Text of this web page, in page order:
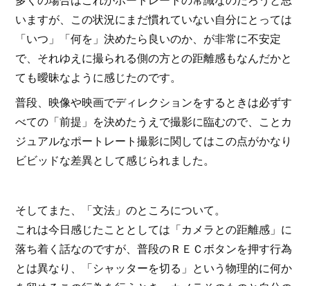
いますが、この状況にまだ慣れていない自分にとっては
「いつ」「何を」決めたら良いのか、が非常に不安定
で、それゆえに撮られる側の方との距離感もなんだかと
ても曖昧なように感じたのです。
普段、映像や映画でディレクションをするときは必ずす
べての「前提」を決めたうえで撮影に臨むので、ことカ
ジュアルなポートレート撮影に関してはこの点がかなり
ビビッドな差異として感じられました。
そしてまた、「文法」のところについて。
これは今日感じたこととしては「カメラとの距離感」に
落ち着く話なのですが、普段のＲＥＣボタンを押す行為
とは異なり、「シャッターを切る」という物理的に何か